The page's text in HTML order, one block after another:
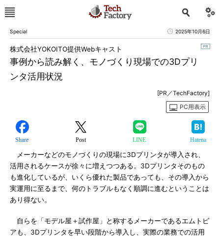
Special 2025年10月6日
事例から読み解く、モノづくり現場での3Dプリ
ンタ活用状況
株式会社YOKOITO提供Webキャスト
[PR／TechFactory]
PC用表示
Share Post LINE Hatena
メーカーなどのモノづくりの現場に3Dプリンタが導入され、
活用されるケースが徐々に増えつつある。3Dプリンタそのもの
も進化しているが、いくら優れた製品であっても、その導入から
実運用に至るまで、何のトラブルもなく順調に進むということは
あり得ない。
自らを「モデル屋＋試作屋」と称するメーカーであるエムトピ
アも、3Dプリンタを早い段階から導入し、実際の業務での活用